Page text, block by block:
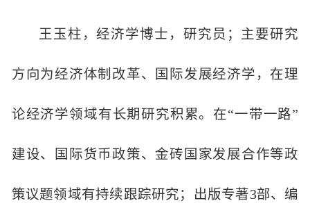
王玉柱，经济学博士，研究员；主要研究
方向为经济体制改革、国际发展经济学，在理
论经济学领域有长期研究积累。在“一带一路”
建设、国际货币政策、金砖国家发展合作等政
策议题领域有持续跟踪研究；出版专著3部、编